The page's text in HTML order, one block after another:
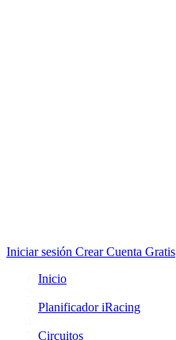
Iniciar sesión Crear Cuenta Gratis
Inicio
Planificador iRacing
Circuitos